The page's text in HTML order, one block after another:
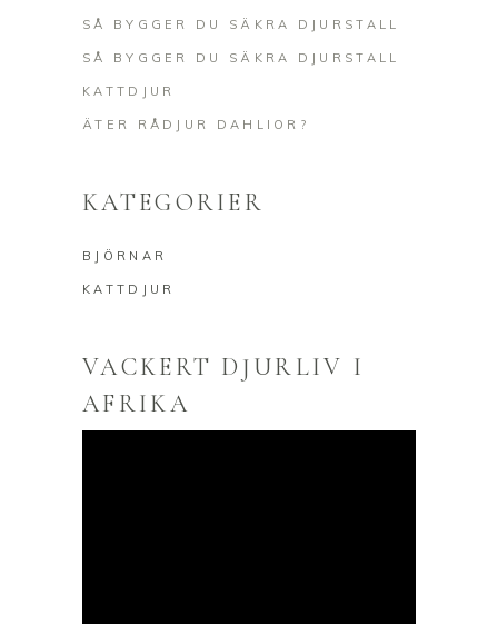
SÅ BYGGER DU SÄKRA DJURSTALL
SÅ BYGGER DU SÄKRA DJURSTALL
KATTDJUR
ÄTER RÅDJUR DAHLIOR?
KATEGORIER
BJÖRNAR
KATTDJUR
VACKERT DJURLIV I
AFRIKA